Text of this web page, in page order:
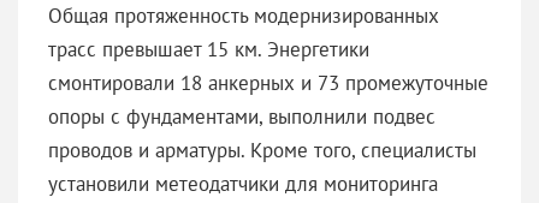
️Общая протяженность модернизированных
трасс превышает 15 км. Энергетики
смонтировали 18 анкерных и 73 промежуточные
опоры с фундаментами, выполнили подвес
проводов и арматуры. Кроме того, специалисты
установили метеодатчики для мониторинга